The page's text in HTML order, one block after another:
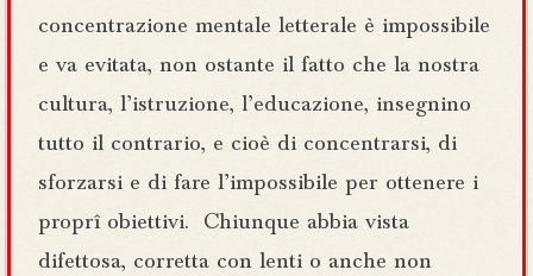
concentrazione mentale letterale è impossibile
e va evitata, non ostante il fatto che la nostra
cultura, l’istruzione, l’educazione, insegnino
tutto il contrario, e cioè di concentrarsi, di
sforzarsi e di fare l’impossibile per ottenere i
proprî obiettivi. Chiunque abbia vista
difettosa, corretta con lenti o anche non